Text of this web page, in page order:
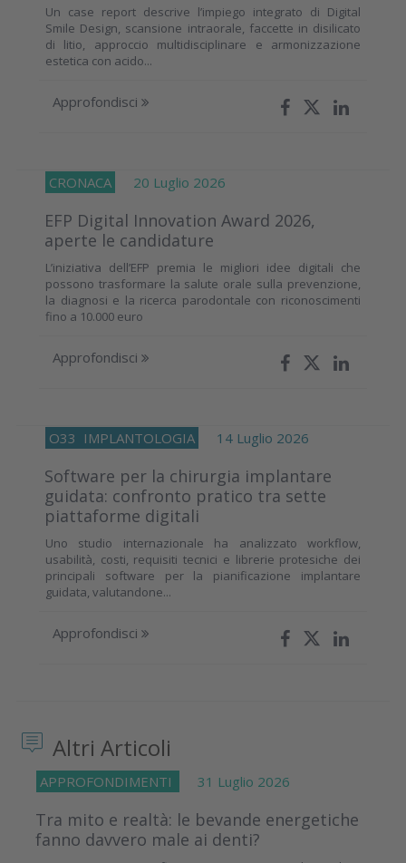
Un case report descrive l’impiego integrato di Digital
Smile Design, scansione intraorale, faccette in disilicato
di litio, approccio multidisciplinare e armonizzazione
estetica con acido...
Approfondisci
CRONACA 20 Luglio 2026
EFP Digital Innovation Award 2026,
aperte le candidature
L’iniziativa dell’EFP premia le migliori idee digitali che
possono trasformare la salute orale sulla prevenzione,
la diagnosi e la ricerca parodontale con riconoscimenti
fino a 10.000 euro
Approfondisci
O33 IMPLANTOLOGIA 14 Luglio 2026
Software per la chirurgia implantare
guidata: confronto pratico tra sette
piattaforme digitali
Uno studio internazionale ha analizzato workflow,
usabilità, costi, requisiti tecnici e librerie protesiche dei
principali software per la pianificazione implantare
guidata, valutandone...
Approfondisci
Altri Articoli
APPROFONDIMENTI 31 Luglio 2026
Tra mito e realtà: le bevande energetiche
fanno davvero male ai denti?